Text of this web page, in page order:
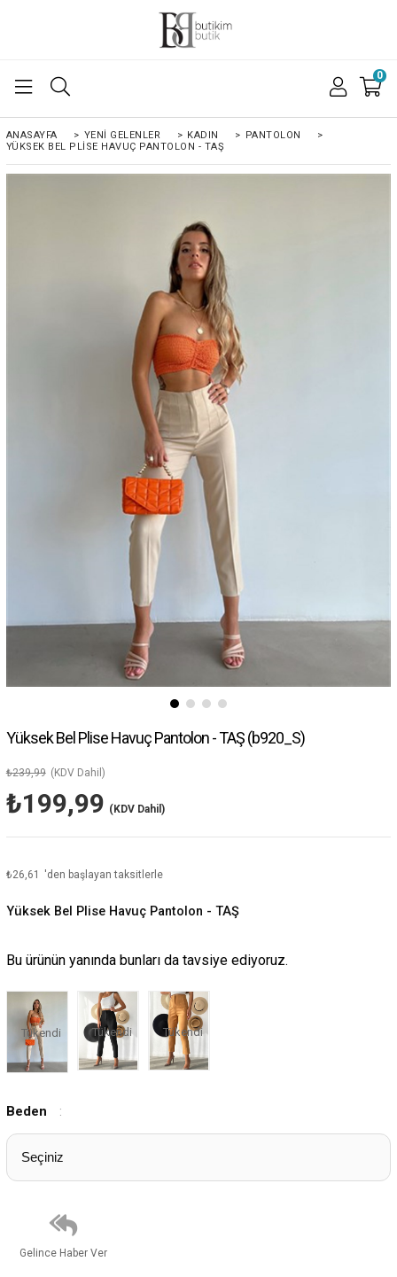
0
ANASAYFA > YENI GELENLER > KADIN > PANTOLON
>
YÜKSEK BEL PLISE HAVUÇ PANTOLON - TAŞ
Yüksek Bel Plise Havuç Pantolon - TAŞ(b920_S)
₺239,99 (KDV Dahil)
₺199,99 (KDV Dahil)
₺26,61 'den başlayan taksitlerle
Yüksek Bel Plise Havuç Pantolon - TAŞ
Bu ürünün yanında bunları da tavsiye ediyoruz.
Tükendi Tükendi Tükendi
Beden :
Gelince Haber Ver